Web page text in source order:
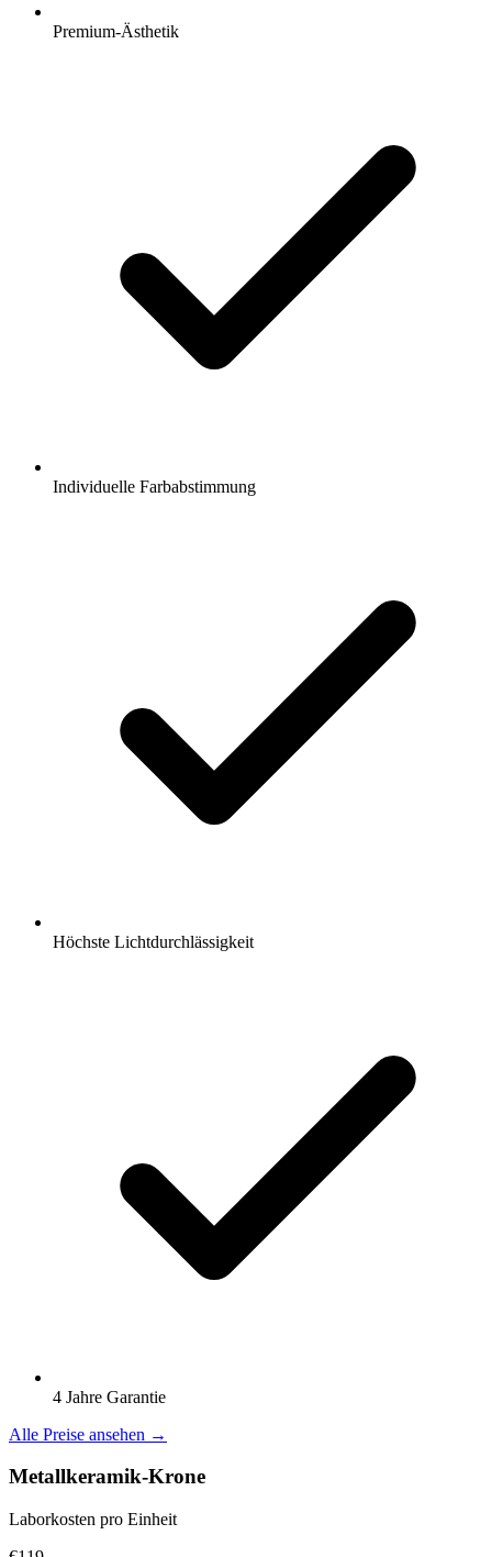
Premium-Ästhetik
Individuelle Farbabstimmung
Höchste Lichtdurchlässigkeit
4 Jahre Garantie
Alle Preise ansehen →
Metallkeramik-Krone
Laborkosten pro Einheit